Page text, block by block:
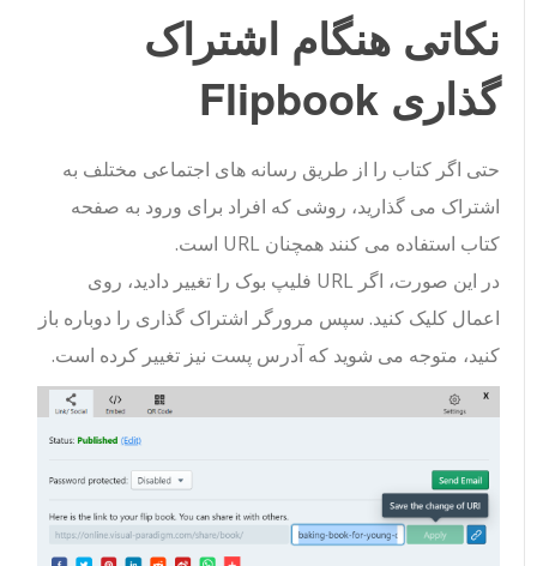
نکاتی هنگام اشتراک
گذاری Flipbook
حتی اگر کتاب را از طریق رسانه های اجتماعی مختلف به
اشتراک می گذارید، روشی که افراد برای ورود به صفحه
کتاب استفاده می کنند همچنان URL است.
در این صورت، اگر URL فلیپ بوک را تغییر دادید، روی
اعمال کلیک کنید. سپس مرورگر اشتراک گذاری را دوباره باز
کنید، متوجه می شوید که آدرس پست نیز تغییر کرده است.